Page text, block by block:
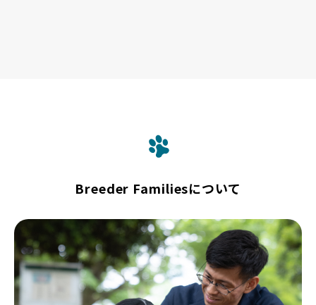
Breeder Familiesについて